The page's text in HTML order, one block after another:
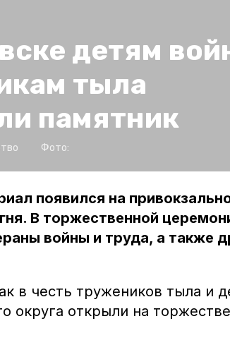
детям
тыла
памятник
Фото:
появился на
В торжественной
войны и труда, а также
в честь тружеников тыла и
округа открыли на